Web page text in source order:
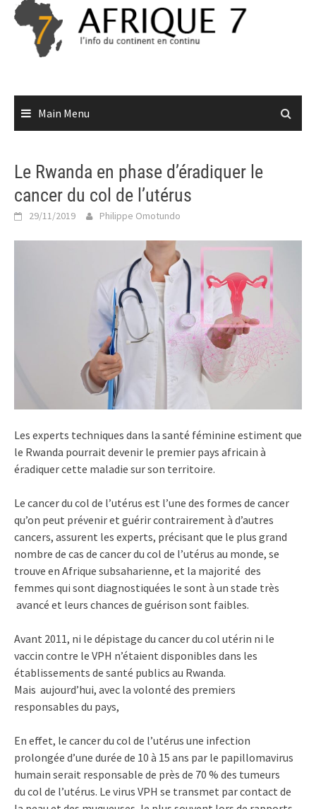
Skip
content
Main Menu
Le Rwanda en phase d’éradiquer le
cancer du col de l’utérus
29/11/2019 Philippe Omotundo
Les experts techniques dans la santé féminine estiment que
le Rwanda pourrait devenir le premier pays africain à
éradiquer cette maladie sur son territoire.
Le cancer du col de l’utérus est l’une des formes de cancer
qu’on peut prévenir et guérir contrairement à d’autres
cancers, assurent les experts, précisant que le plus grand
nombre de cas de cancer du col de l’utérus au monde, se
trouve en Afrique subsaharienne, et la majorité des
femmes qui sont diagnostiquées le sont à un stade très
avancé et leurs chances de guérison sont faibles.
Avant 2011, ni le dépistage du cancer du col utérin ni le
vaccin contre le VPH n’étaient disponibles dans les
établissements de santé publics au Rwanda.
Mais aujourd’hui, avec la volonté des premiers
responsables du pays,
En effet, le cancer du col de l’utérus une infection
prolongée d’une durée de 10 à 15 ans par le papillomavirus
humain serait responsable de près de 70 % des tumeurs
du col de l’utérus. Le virus VPH se transmet par contact de